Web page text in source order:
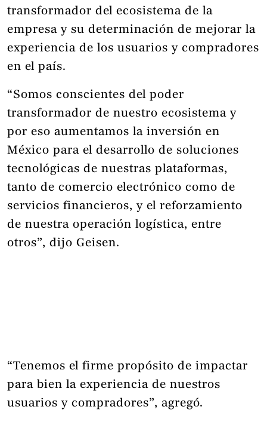
transformador del ecosistema de la
empresa y su determinación de mejorar la
experiencia de los usuarios y compradores
en el país.
“Somos conscientes del poder
transformador de nuestro ecosistema y
por eso aumentamos la inversión en
México para el desarrollo de soluciones
tecnológicas de nuestras plataformas,
tanto de comercio electrónico como de
servicios financieros, y el reforzamiento
de nuestra operación logística, entre
otros”, dijo Geisen.
“Tenemos el firme propósito de impactar
para bien la experiencia de nuestros
usuarios y compradores”, agregó.